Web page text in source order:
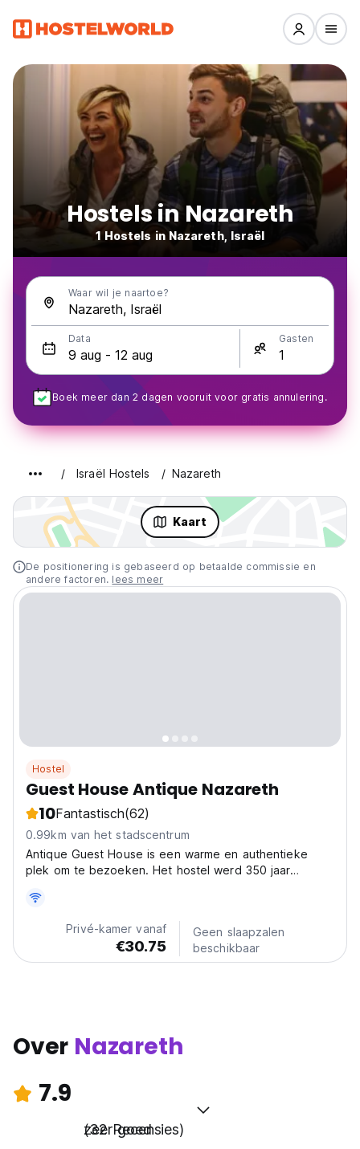
Hostels in Nazareth
1 Hostels in Nazareth, Israël
Waar wil je naartoe?
Data Gasten
Boek meer dan 2 dagen vooruit voor gratis annulering.
Israël Hostels Nazareth
Kaart
De positionering is gebaseerd op betaalde commissie en
andere factoren. lees meer
Hostel
Guest House Antique Nazareth
10Fantastisch(62)
0.99km van het stadscentrum
Antique Guest House is een warme en authentieke
plek om te bezoeken. Het hostel werd 350 jaar
Privé-kamer vanaf
€30.75
Geen slaapzalen
beschikbaar
Over Nazareth
7.9
zeer goed
(32 Recensies)